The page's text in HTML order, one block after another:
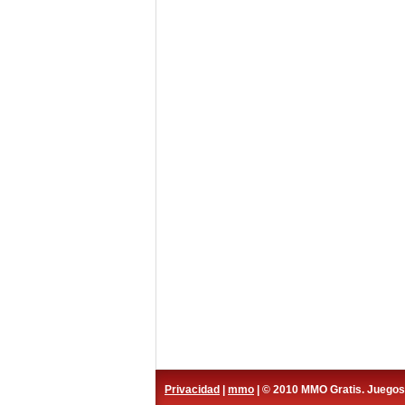
Privacidad mmo | © 2010 MMO Gratis.